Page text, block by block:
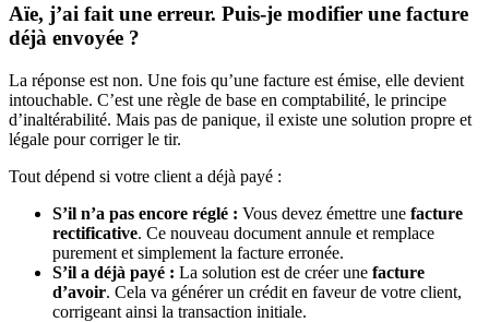
Aïe, j’ai fait une erreur. Puis-je modifier une facture
déjà envoyée ?
La réponse est non. Une fois qu’une facture est émise, elle devient
intouchable. C’est une règle de base en comptabilité, le principe
d’inaltérabilité. Mais pas de panique, il existe une solution propre et
légale pour corriger le tir.
Tout dépend si votre client a déjà payé :
S’il n’a pas encore réglé : Vous devez émettre une facture
rectificative. Ce nouveau document annule et remplace
purement et simplement la facture erronée.
S’il a déjà payé : La solution est de créer une facture
d’avoir. Cela va générer un crédit en faveur de votre client,
corrigeant ainsi la transaction initiale.